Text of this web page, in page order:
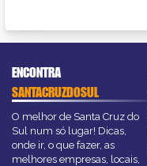
ENCONTRA
SANTACRUZDOSUL
O melhor de Santa Cruz do
Sul num só lugar! Dicas,
onde ir, o que fazer, as
melhores empresas, locais,